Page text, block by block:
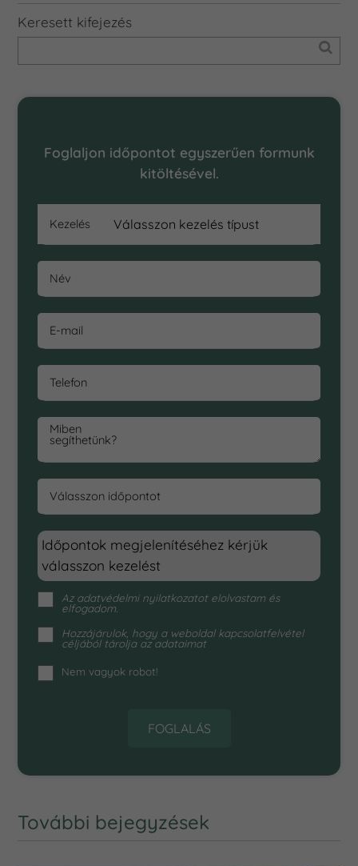
Keresett kifejezés
Foglaljon időpontot egyszerűen formunk
kitöltésével.
Kezelés
Név
E-mail
Telefon
Miben
segíthetünk?
Válasszon időpontot
Időpontok megjelenítéséhez kérjük
válasszon kezelést
Az adatvédelmi nyilatkozatot elolvastam és
elfogadom.
Hozzájárulok, hogy a weboldal kapcsolatfelvétel
céljából tárolja az adataimat
Nem vagyok robot!
FOGLALÁS
További bejegyzések